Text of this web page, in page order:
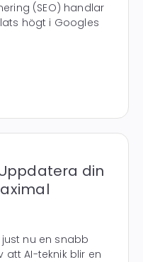
(SEO) handlar
högt i Googles
din
nu en snabb
AI-teknik blir en